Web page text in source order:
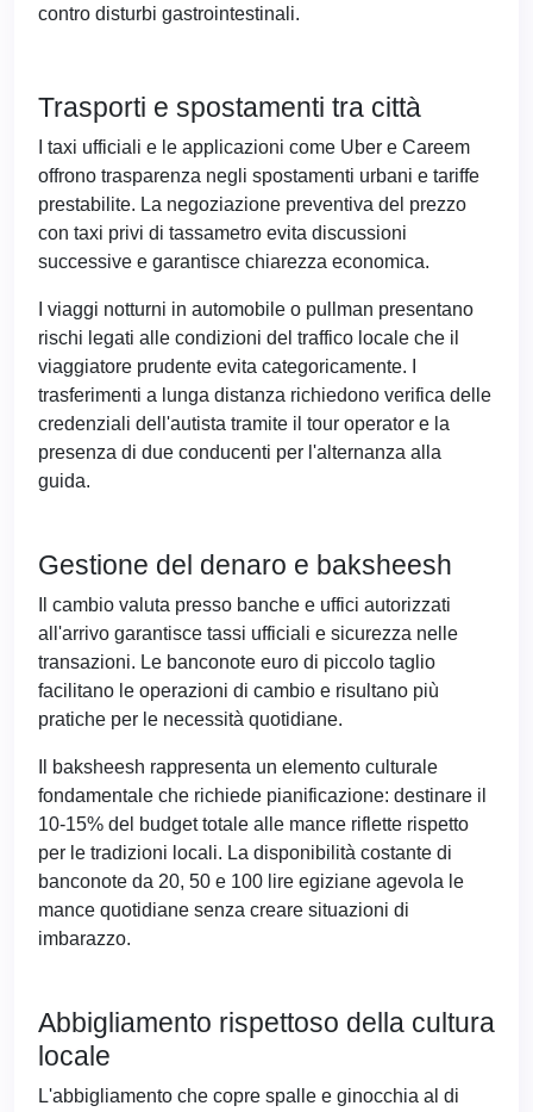
contro disturbi gastrointestinali.
Trasporti e spostamenti tra città
I taxi ufficiali e le applicazioni come Uber e Careem
offrono trasparenza negli spostamenti urbani e tariffe
prestabilite. La negoziazione preventiva del prezzo
con taxi privi di tassametro evita discussioni
successive e garantisce chiarezza economica.
I viaggi notturni in automobile o pullman presentano
rischi legati alle condizioni del traffico locale che il
viaggiatore prudente evita categoricamente. I
trasferimenti a lunga distanza richiedono verifica delle
credenziali dell'autista tramite il tour operator e la
presenza di due conducenti per l'alternanza alla
guida.
Gestione del denaro e baksheesh
Il cambio valuta presso banche e uffici autorizzati
all'arrivo garantisce tassi ufficiali e sicurezza nelle
transazioni. Le banconote euro di piccolo taglio
facilitano le operazioni di cambio e risultano più
pratiche per le necessità quotidiane.
Il baksheesh rappresenta un elemento culturale
fondamentale che richiede pianificazione: destinare il
10-15% del budget totale alle mance riflette rispetto
per le tradizioni locali. La disponibilità costante di
banconote da 20, 50 e 100 lire egiziane agevola le
mance quotidiane senza creare situazioni di
imbarazzo.
Abbigliamento rispettoso della cultura
locale
L'abbigliamento che copre spalle e ginocchia al di